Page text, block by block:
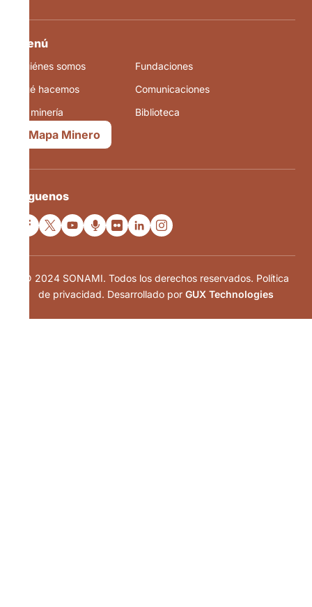
Menú
Quiénes somos
Qué hacemos
La minería
Fundaciones
Comunicaciones
Biblioteca
Mapa Minero
Síguenos
© 2024 SONAMI. Todos los derechos reservados. Política
de privacidad. Desarrollado por GUX Technologies